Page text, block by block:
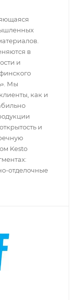
в
и
Мы
как и
и
Kesto
отделочные